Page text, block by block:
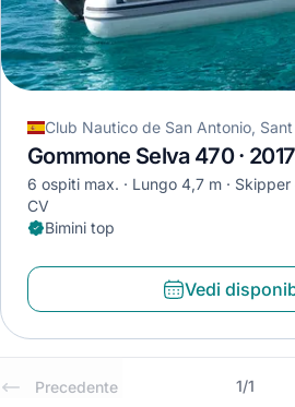
Gommone Selva 470 · 2017
6 ospiti max. Lungo 4,7 m Skipper
CV
Bimini top
Vedi
Precedente 1/1